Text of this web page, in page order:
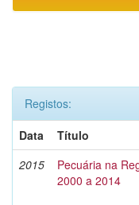
Registos:
Data
Título
2015
Pecuária na
2000 a 2014